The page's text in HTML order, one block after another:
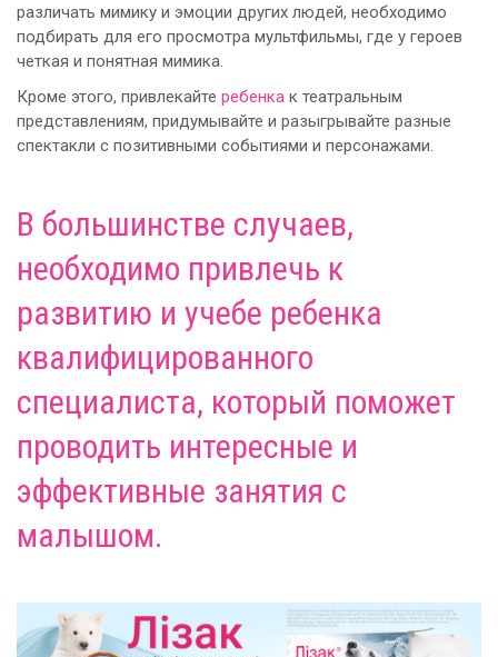
различать мимику и эмоции других людей, необходимо
подбирать для его просмотра мультфильмы, где у героев
четкая и понятная мимика.
Кроме этого, привлекайте ребенка к театральным
представлениям, придумывайте и разыгрывайте разные
спектакли с позитивными событиями и персонажами.
В большинстве случаев,
необходимо привлечь к
развитию и учебе ребенка
квалифицированного
специалиста, который поможет
проводить интересные и
эффективные занятия с
малышом.